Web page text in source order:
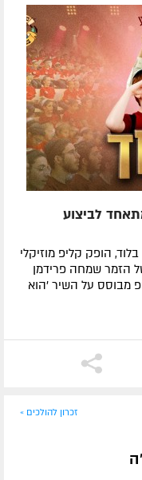
לביצוע
הופק קליפ מוזיקלי
הזמר שמחה פרידמן
מבוסס על השיר 'הוא
זכרון להולכים »